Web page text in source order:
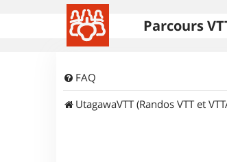
Parcours
FAQ
UtagawaVTT (Randos VTT et